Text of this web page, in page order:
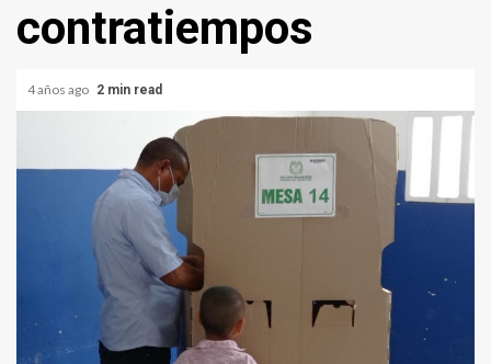
contratiempos
4 años ago 2 min read